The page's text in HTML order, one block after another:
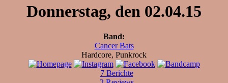
Donnerstag, den 02.04.15
Band:
Cancer Bats
Hardcore, Punkrock
7 Berichte